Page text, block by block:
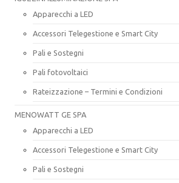
Apparecchi a LED
Accessori Telegestione e Smart City
Pali e Sostegni
Pali fotovoltaici
Rateizzazione – Termini e Condizioni
MENOWATT GE SPA
Apparecchi a LED
Accessori Telegestione e Smart City
Pali e Sostegni